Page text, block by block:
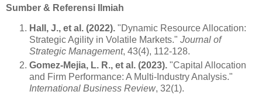
Sumber & Referensi Ilmiah
Hall, J., et al. (2022). "Dynamic Resource Allocation:
Strategic Agility in Volatile Markets." Journal of
Strategic Management, 43(4), 112-128.
Gomez-Mejia, L. R., et al. (2023). "Capital Allocation
and Firm Performance: A Multi-Industry Analysis."
International Business Review, 32(1).